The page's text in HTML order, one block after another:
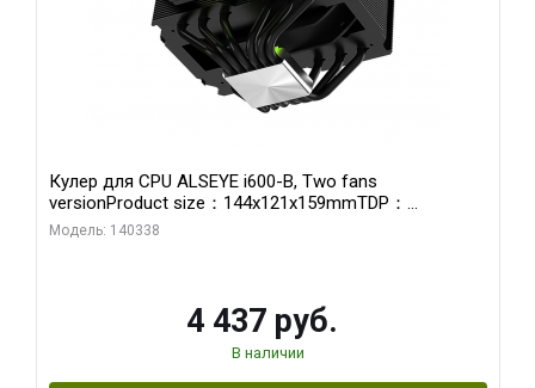
Кулер для CPU ALSEYE i600-B, Two fans
versionProduct size：144x121x159mmTDP：
270WSoldering technology CD textureApplication:Intel：
Модель: 140338
4 437 руб.
В наличии